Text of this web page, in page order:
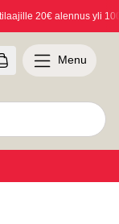
20€ alennus yli
Menu